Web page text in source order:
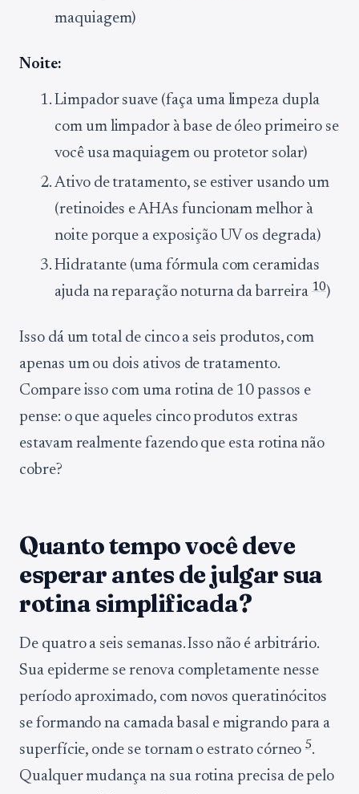
maquiagem)
Noite:
Limpador suave (faça uma limpeza dupla
com um limpador à base de óleo primeiro se
você usa maquiagem ou protetor solar)
Ativo de tratamento, se estiver usando um
(retinoides e AHAs funcionam melhor à
noite porque a exposição UV os degrada)
Hidratante (uma fórmula com ceramidas
ajuda na reparação noturna da barreira 10)
Isso dá um total de cinco a seis produtos, com
apenas um ou dois ativos de tratamento.
Compare isso com uma rotina de 10 passos e
pense: o que aqueles cinco produtos extras
estavam realmente fazendo que esta rotina não
cobre?
Quanto tempo você deve
esperar antes de julgar sua
rotina simplificada?
De quatro a seis semanas. Isso não é arbitrário.
Sua epiderme se renova completamente nesse
período aproximado, com novos queratinócitos
se formando na camada basal e migrando para a
superfície, onde se tornam o estrato córneo5.
Qualquer mudança na sua rotina precisa de pelo